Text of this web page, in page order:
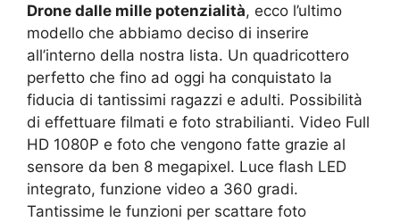
Drone dalle mille potenzialità, ecco l’ultimo
modello che abbiamo deciso di inserire
all’interno della nostra lista. Un quadricottero
perfetto che fino ad oggi ha conquistato la
fiducia di tantissimi ragazzi e adulti. Possibilità
di effettuare filmati e foto strabilianti. Video Full
HD 1080P e foto che vengono fatte grazie al
sensore da ben 8 megapixel. Luce flash LED
integrato, funzione video a 360 gradi.
Tantissime le funzioni per scattare foto